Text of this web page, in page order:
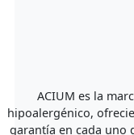
ACIUM es la
hipoalergénico,
garantía en cada uno